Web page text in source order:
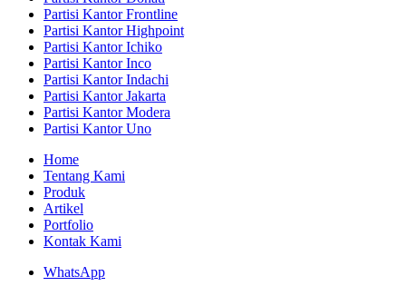
Partisi Kantor Frontline
Partisi Kantor Highpoint
Partisi Kantor Ichiko
Partisi Kantor Inco
Partisi Kantor Indachi
Partisi Kantor Jakarta
Partisi Kantor Modera
Partisi Kantor Uno
Home
Tentang Kami
Produk
Artikel
Portfolio
Kontak Kami
WhatsApp